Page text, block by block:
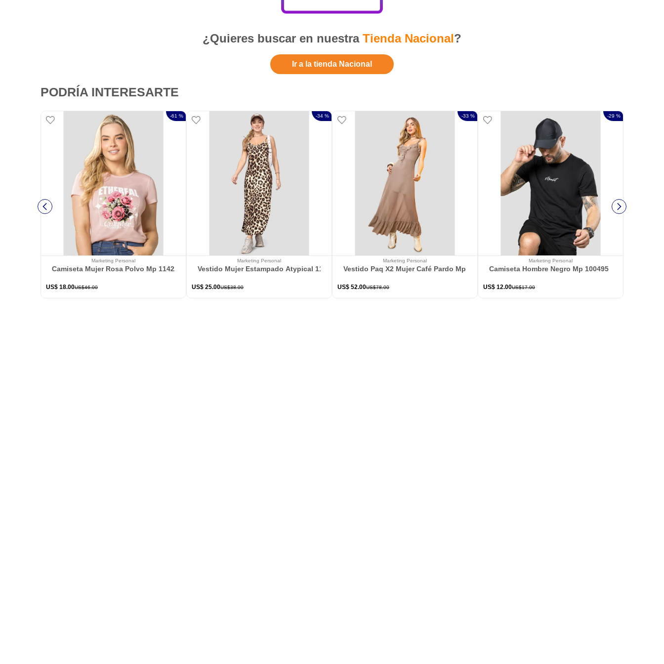
¿Quieres buscar en nuestra Tienda Nacional?
Ir a la tienda Nacional
PODRÍA INTERESARTE
-61 %
Marketing Personal
Camiseta Mujer Rosa Polvo Mp 114226
US$46.00
US$ 18.00
-34 %
Marketing Personal
Vestido Mujer Estampado Atypical 113802
US$38.00
US$ 25.00
-33 %
Marketing Personal
Vestido Paq X2 Mujer Café Pardo Mp 114363
US$78.00
US$ 52.00
-29 %
Marketing Personal
Camiseta Hombre Negro Mp 100495
US$17.00
US$ 12.00